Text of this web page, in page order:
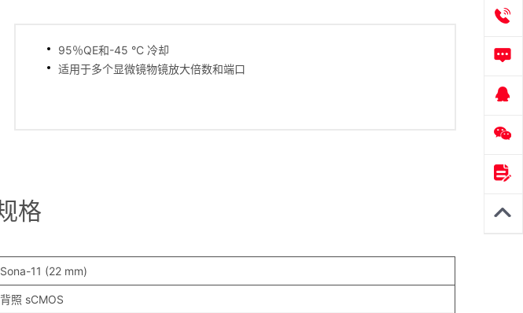
95％QE和-45 °C 冷却
适用于多个显微镜物镜放大倍数和端口
格
Sona-11 (22 mm)
背照 sCMOS